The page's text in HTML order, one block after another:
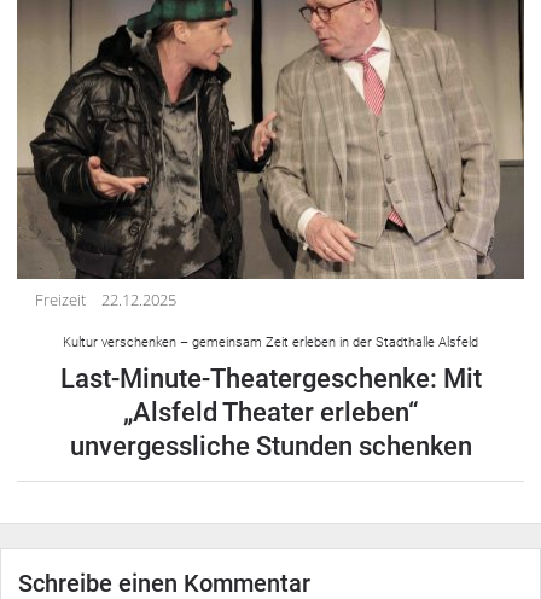
Freizeit 22.12.2025
Kultur verschenken – gemeinsam Zeit erleben in der Stadthalle Alsfeld
Last-Minute-Theatergeschenke: Mit
„Alsfeld Theater erleben“
unvergessliche Stunden schenken
Schreibe einen Kommentar